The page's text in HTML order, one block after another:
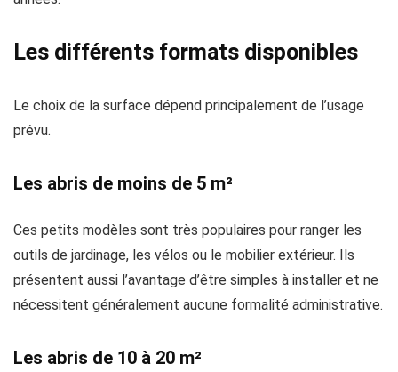
Les différents formats disponibles
Le choix de la surface dépend principalement de l’usage
prévu.
Les abris de moins de 5 m²
Ces petits modèles sont très populaires pour ranger les
outils de jardinage, les vélos ou le mobilier extérieur. Ils
présentent aussi l’avantage d’être simples à installer et ne
nécessitent généralement aucune formalité administrative.
Les abris de 10 à 20 m²